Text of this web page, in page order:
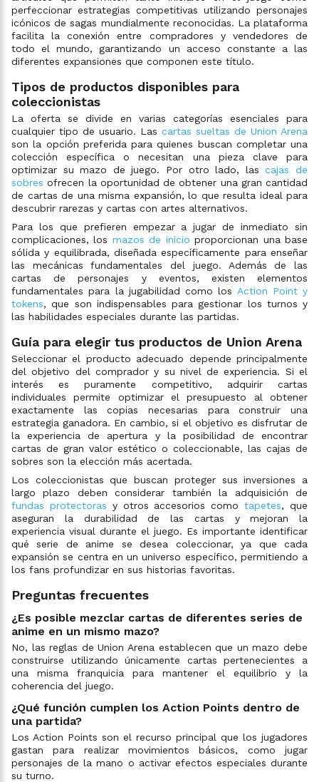
perfeccionar estrategias competitivas utilizando personajes
icónicos de sagas mundialmente reconocidas. La plataforma
facilita la conexión entre compradores y vendedores de
todo el mundo, garantizando un acceso constante a las
diferentes expansiones que componen este título.
Tipos de productos disponibles para
coleccionistas
La oferta se divide en varias categorías esenciales para
cualquier tipo de usuario. Las cartas sueltas de Union Arena
son la opción preferida para quienes buscan completar una
colección específica o necesitan una pieza clave para
optimizar su mazo de juego. Por otro lado, lascajas de
sobres ofrecen la oportunidad de obtener una gran cantidad
de cartas de una misma expansión, lo que resulta ideal para
descubrir rarezas y cartas con artes alternativos.
Para los que prefieren empezar a jugar de inmediato sin
complicaciones, los mazos de inicio proporcionan una base
sólida y equilibrada, diseñada específicamente para enseñar
las mecánicas fundamentales del juego. Además de las
cartas de personajes y eventos, existen elementos
fundamentales para la jugabilidad como los Action Point y
tokens, que son indispensables para gestionar los turnos y
las habilidades especiales durante las partidas.
Guía para elegir tus productos de Union Arena
Seleccionar el producto adecuado depende principalmente
del objetivo del comprador y su nivel de experiencia. Si el
interés es puramente competitivo, adquirir cartas
individuales permite optimizar el presupuesto al obtener
exactamente las copias necesarias para construir una
estrategia ganadora. En cambio, si el objetivo es disfrutar de
la experiencia de apertura y la posibilidad de encontrar
cartas de gran valor estético o coleccionable, las cajas de
sobres son la elección más acertada.
Los coleccionistas que buscan proteger sus inversiones a
largo plazo deben considerar también la adquisición de
fundas protectoras y otros accesorios comotapetes, que
aseguran la durabilidad de las cartas y mejoran la
experiencia visual durante el juego. Es importante identificar
qué serie de anime se desea coleccionar, ya que cada
expansión se centra en un universo específico, permitiendo a
los fans profundizar en sus historias favoritas.
Preguntas frecuentes
¿Es posible mezclar cartas de diferentes series de
anime en un mismo mazo?
No, las reglas de Union Arena establecen que un mazo debe
construirse utilizando únicamente cartas pertenecientes a
una misma franquicia para mantener el equilibrio y la
coherencia del juego.
¿Qué función cumplen los Action Points dentro de
una partida?
Los Action Points son el recurso principal que los jugadores
gastan para realizar movimientos básicos, como jugar
personajes de la mano o activar efectos especiales durante
su turno.